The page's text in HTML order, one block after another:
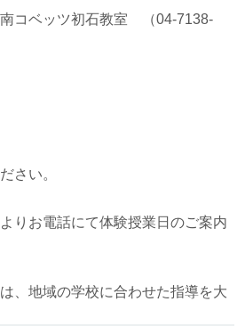
南コベッツ初石教室 （04-7138-
さい。
りお電話にて体験授業日のご案内
、地域の学校に合わせた指導を大